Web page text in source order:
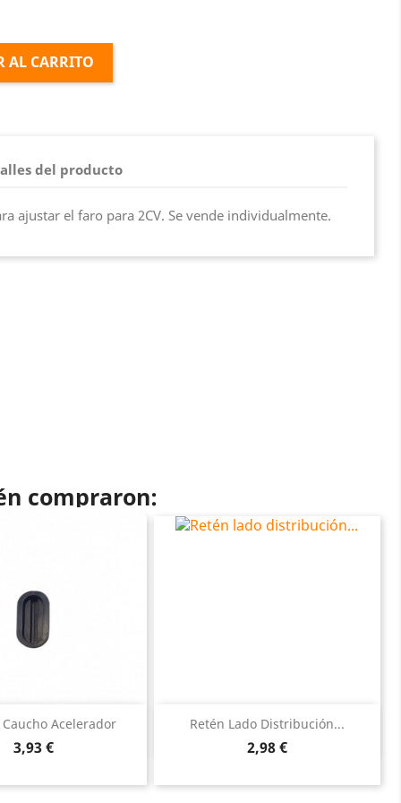
AL CARRITO
del producto
ajustar el faro para 2CV. Se vende individualmente.
compraron:
Caucho Acelerador
Precio
3,93 €
Vista rápida Retén Lado Distribución...
Precio
2,98 €
Vista rápida